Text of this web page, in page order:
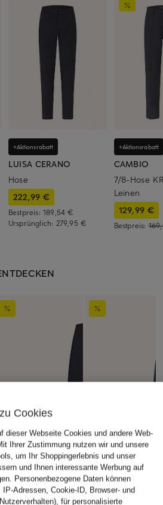
+Aktionsrabatt
LUISA CERANO
Hose
222,99 €
Bestpreis: 189,54 €
Ursprünglich: 279,95 €
+Aktionsrabatt
CAMBIO
7/8-Hose
Leinen
129,99 €
Bestpreis:
Cookies
dieser Webseite Cookies und andere Web-
Ihrer Zustimmung nutzen wir und unsere
um Ihr Shoppingerlebnis und unser
und Ihnen interessante Werbung auf
Personenbezogene Daten können
Adressen, Cookie-ID, Browser- und
für personalisierte